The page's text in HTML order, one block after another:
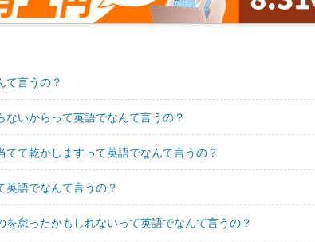
て言うの？
いからって英語でなんて言うの？
て乾かしますって英語でなんて言うの？
語でなんて言うの？
怠ったかもしれないって英語でなんて言うの？